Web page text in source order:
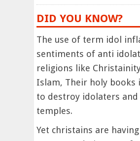
DID YOU KNOW?
The use of term idol
sentiments of anti
religions like
Islam, Their holy books
to destroy idolaters
temples.
Yet christains are